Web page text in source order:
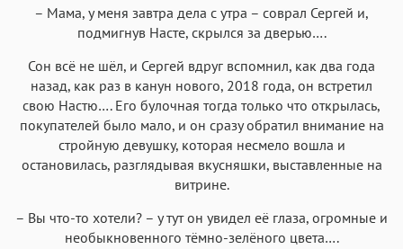
– Мама, у меня завтра дела с утра – соврал Сергей и,
подмигнув Насте, скрылся за дверью….
Сон всё не шёл, и Сергей вдруг вспомнил, как два года
назад, как раз в канун нового, 2018 года, он встретил
свою Настю…. Его булочная тогда только что открылась,
покупателей было мало, и он сразу обратил внимание на
стройную девушку, которая несмело вошла и
остановилась, разглядывая вкусняшки, выставленные на
витрине.
– Вы что-то хотели? – у тут он увидел её глаза, огромные и
необыкновенного тёмно-зелёного цвета….